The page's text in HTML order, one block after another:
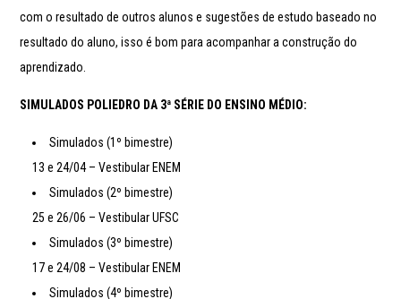
com o resultado de outros alunos e sugestões de estudo baseado no
resultado do aluno, isso é bom para acompanhar a construção do
aprendizado.
SIMULADOS POLIEDRO DA 3ª SÉRIE DO ENSINO MÉDIO:
Simulados (1º bimestre)
13 e 24/04 – Vestibular ENEM
Simulados (2º bimestre)
25 e 26/06 – Vestibular UFSC
Simulados (3º bimestre)
17 e 24/08 – Vestibular ENEM
Simulados (4º bimestre)